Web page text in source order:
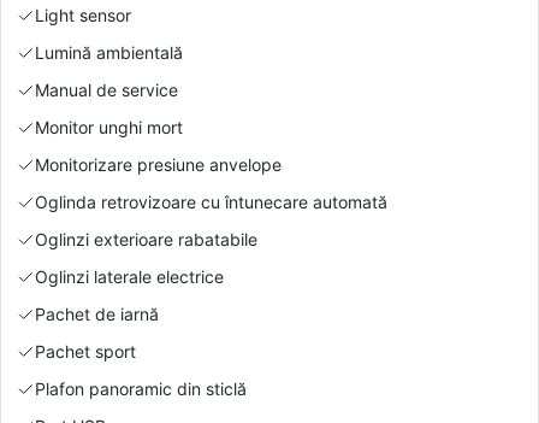
Light sensor
Lumină ambientală
Manual de service
Monitor unghi mort
Monitorizare presiune anvelope
Oglinda retrovizoare cu întunecare automată
Oglinzi exterioare rabatabile
Oglinzi laterale electrice
Pachet de iarnă
Pachet sport
Plafon panoramic din sticlă